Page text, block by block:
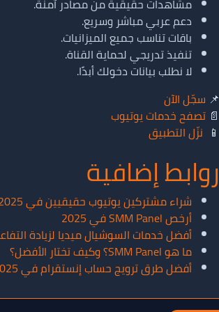
مشاهدات حقيقية من مصادر آمنة.
دعم عربي مباشر وسريع.
باقات تناسب جميع الميزانيات.
تنفيذ تدريجي لحماية القناة.
لا نطلب بيانات دخولك أبدًا.
📌 سجّل الآن
📄 تصفح خدمات يوتيوب
📱 نزّل التطبيق
روابط إضافية
شراء مشتركين يوتيوب حقيقيين في 2025
أرخص SMM Panel في 2025
أفضل خدمات السوشيال ميديا لزيادة
ما هو SMM Panel؟ وكيف تختار الأفضل؟
أفضل طرق ترويج حساب إنستقرام في 2025